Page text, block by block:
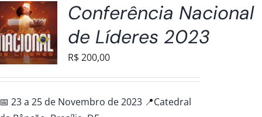
Conferência Nacional
de Líderes 2023
R$200,00
📅 23 a 25 de Novembro de 2023 📍Catedral